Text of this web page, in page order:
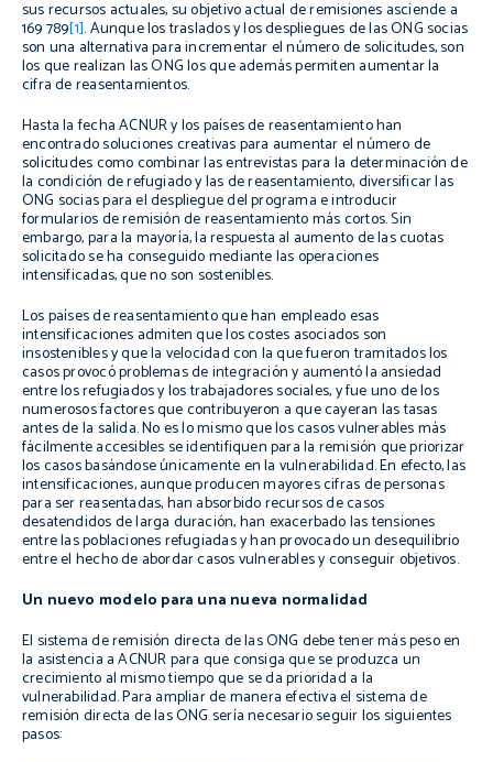
sus recursos actuales, su objetivo actual de remisiones asciende a
169 789[1]. Aunque los traslados y los despliegues de las ONG socias
son una alternativa para incrementar el número de solicitudes, son
los que realizan las ONG los que además permiten aumentar la
cifra de reasentamientos.
Hasta la fecha ACNUR y los países de reasentamiento han
encontrado soluciones creativas para aumentar el número de
solicitudes como combinar las entrevistas para la determinación de
la condición de refugiado y las de reasentamiento, diversificar las
ONG socias para el despliegue del programa e introducir
formularios de remisión de reasentamiento más cortos. Sin
embargo, para la mayoría, la respuesta al aumento de las cuotas
solicitado se ha conseguido mediante las operaciones
intensificadas, que no son sostenibles.
Los países de reasentamiento que han empleado esas
intensificaciones admiten que los costes asociados son
insostenibles y que la velocidad con la que fueron tramitados los
casos provocó problemas de integración y aumentó la ansiedad
entre los refugiados y los trabajadores sociales, y fue uno de los
numerosos factores que contribuyeron a que cayeran las tasas
antes de la salida. No es lo mismo que los casos vulnerables más
fácilmente accesibles se identifiquen para la remisión que priorizar
los casos basándose únicamente en la vulnerabilidad. En efecto, las
intensificaciones, aunque producen mayores cifras de personas
para ser reasentadas, han absorbido recursos de casos
desatendidos de larga duración, han exacerbado las tensiones
entre las poblaciones refugiadas y han provocado un desequilibrio
entre el hecho de abordar casos vulnerables y conseguir objetivos.
Un nuevo modelo para una nueva normalidad
El sistema de remisión directa de las ONG debe tener más peso en
la asistencia a ACNUR para que consiga que se produzca un
crecimiento al mismo tiempo que se da prioridad a la
vulnerabilidad. Para ampliar de manera efectiva el sistema de
remisión directa de las ONG sería necesario seguir los siguientes
pasos: